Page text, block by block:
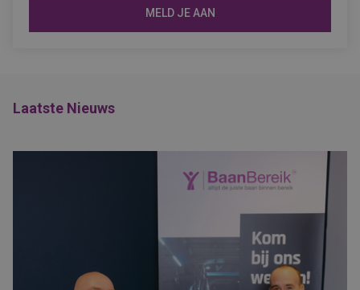
MELD JE AAN
Laatste Nieuws